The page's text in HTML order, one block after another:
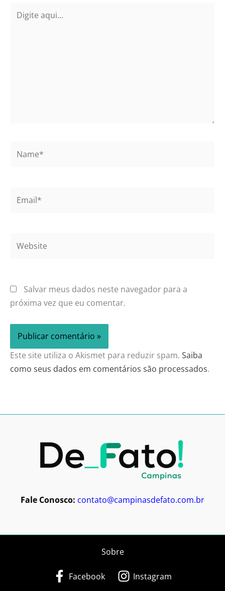
aqui...
Salvar meus dados neste navegador para a
próxima vez que eu comentar.
Este site utiliza o Akismet para reduzir spam. Saiba
como seus dados em comentários são processados.
Fale Conosco: contato@campinasdefato.com.br
Sobre
Facebook Instagram